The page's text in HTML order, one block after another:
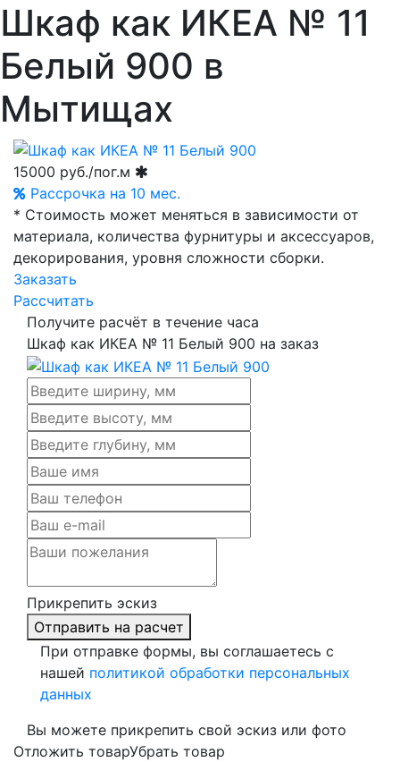
Шкаф как ИКЕА № 11
Белый 900 в
Мытищах
15000 руб./пог.м
Рассрочка на 10 мес.
* Стоимость может меняться в зависимости от
материала, количества фурнитуры и аксессуаров,
декорирования, уровня сложности сборки.
Заказать
Рассчитать
Получите расчёт в течение часа
Шкаф как ИКЕА № 11 Белый 900 на заказ
Прикрепить эскиз
Отправить на расчет
При отправке формы, вы соглашаетесь с
нашей политикой обработки персональных
данных
Вы можете прикрепить свой эскиз или фото
Отложить товарУбрать товар